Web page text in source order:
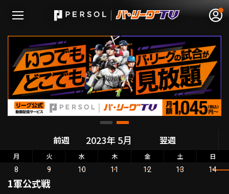
無料アカウント登録 ログイン
HOME
日程･結果
順位表･成績
前週 翌週
月 火 水 木 金 土 日
8 9 10 11 12 13 14
1軍公式戦